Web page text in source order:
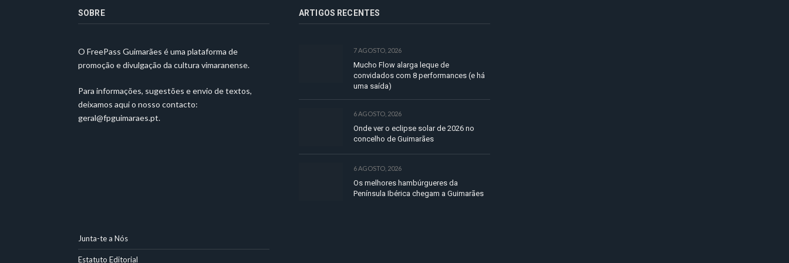
SOBRE
O FreePass Guimarães é uma plataforma de
promoção e divulgação da cultura vimaranense.
Para informações, sugestões e envio de textos,
deixamos aqui o nosso contacto:
geral@fpguimaraes.pt.
ARTIGOS RECENTES
7 AGOSTO, 2026
Mucho Flow alarga leque de
convidados com 8 performances (e há
uma saída)
6 AGOSTO, 2026
Onde ver o eclipse solar de 2026 no
concelho de Guimarães
6 AGOSTO, 2026
Os melhores hambúrgueres da
Península Ibérica chegam a Guimarães
Junta-te a Nós
Estatuto Editorial